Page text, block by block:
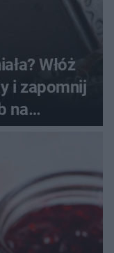
Włóż
i zapomnij
na